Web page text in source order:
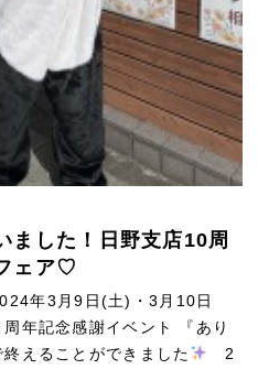
ました！日野支店10周
ェア♡
年3月9日(土)・3月10日
年記念感謝イベント 『あり
えることができました
2